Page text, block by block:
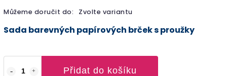
Můžeme doručit do: Zvolte variantu
Přidat do košíku
Sada barevných papírových brček s proužky